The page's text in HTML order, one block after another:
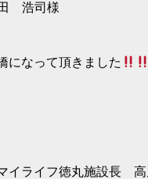
浩司様
になって頂きました
イライフ徳丸施設長